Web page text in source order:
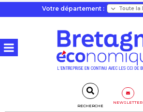
Votre département :
RECHERCHE
NEWSLETTER